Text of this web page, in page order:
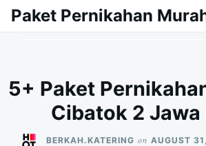
SkipSearch
Paket Pernikahan
5+ Paket
Cibatok 2 Jawa
BERKAH.KATERING on AUGUST